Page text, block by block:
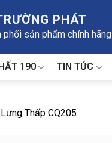
PHÁT
sản phẩm chính hãng
190 TIN TỨC
Thấp CQ205